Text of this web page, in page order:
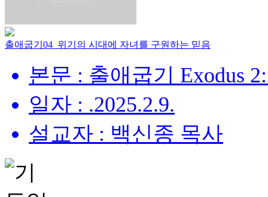
출애굽기04_위기의 시대에 자녀를 구원하는 믿음
본문 : 출애굽기 Exodus
일자 : .2025.2.9.
설교자 : 백신종 목사